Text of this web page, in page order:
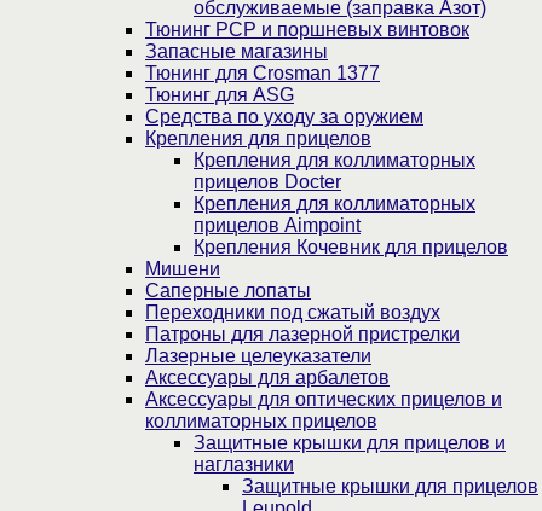
обслуживаемые (заправка Азот)
Тюнинг PCP и поршневых винтовок
Запасные магазины
Тюнинг для Crosman 1377
Тюнинг для ASG
Средства по уходу за оружием
Крепления для прицелов
Крепления для коллиматорных
прицелов Docter
Крепления для коллиматорных
прицелов Aimpoint
Крепления Кочевник для прицелов
Мишени
Саперные лопаты
Переходники под сжатый воздух
Патроны для лазерной пристрелки
Лазерные целеуказатели
Аксессуары для арбалетов
Аксессуары для оптических прицелов и
коллиматорных прицелов
Защитные крышки для прицелов и
наглазники
Защитные крышки для прицелов